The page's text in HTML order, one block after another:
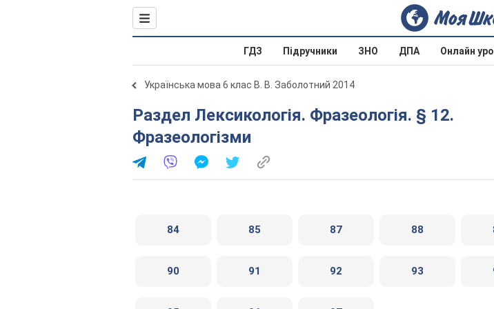
ГДЗ Підручники ЗНО ДПА Онлайн
Українська мова 6 клас В. В. Заболотний 2014
Раздел Лексикологія. Фразеологія. § 12.
Фразеологізми
84 85 87 88
90 91 92 93